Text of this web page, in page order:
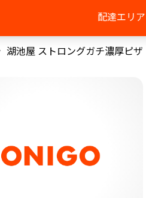
配達エリア
湖池屋 ストロングガチ濃厚ピザ